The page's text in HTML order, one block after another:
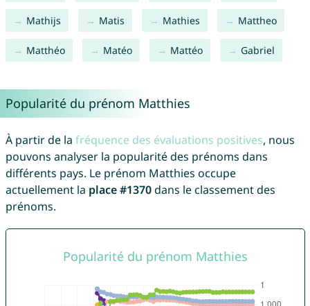
Mathijs Matis Mathies Mattheo
Matthéo Matéo Mattéo Gabriel
Popularité du prénom Matthies
À partir de la fréquence des évaluations positives, nous
pouvons analyser la popularité des prénoms dans
différents pays. Le prénom Matthies occupe
actuellement la place #1370dans le classement des
prénoms.